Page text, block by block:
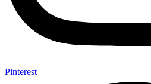
Pinterest